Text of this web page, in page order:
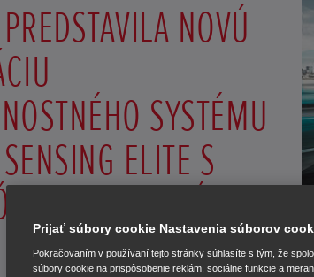
NOVÚ
SYSTÉMU
ELITE S
RIADENÍM
Prijať súbory cookie Nastavenia súborov
Pokračovaním v používaní tejto stránky súhlasíte s tým, že
súbory cookie na prispôsobenie reklám, sociálne funkcie a